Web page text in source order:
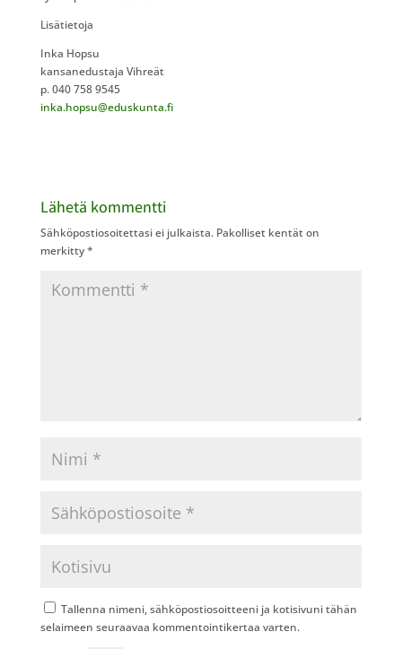
Lisätietoja
Inka Hopsu
kansanedustaja Vihreät
p. 040 758 9545
inka.hopsu@eduskunta.fi
Lähetä kommentti
Sähköpostiosoitettasi ei julkaista. Pakolliset kentät on
merkitty*
Tallenna nimeni, sähköpostiosoitteeni ja kotisivuni tähän
selaimeen seuraavaa kommentointikertaa varten.